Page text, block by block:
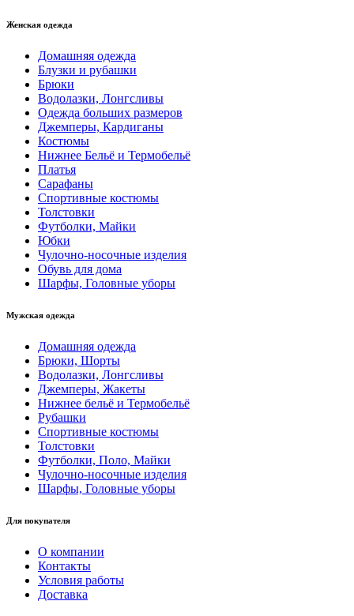
Женская одежда
Домашняя одежда
Блузки и рубашки
Брюки
Водолазки, Лонгсливы
Одежда больших размеров
Джемперы, Кардиганы
Костюмы
Нижнее Бельё и Термобельё
Платья
Сарафаны
Спортивные костюмы
Толстовки
Футболки, Майки
Юбки
Чулочно-носочные изделия
Обувь для дома
Шарфы, Головные уборы
Мужская одежда
Домашняя одежда
Брюки, Шорты
Водолазки, Лонгсливы
Джемперы, Жакеты
Нижнее бельё и Термобельё
Рубашки
Спортивные костюмы
Толстовки
Футболки, Поло, Майки
Чулочно-носочные изделия
Шарфы, Головные уборы
Для покупателя
О компании
Контакты
Условия работы
Доставка